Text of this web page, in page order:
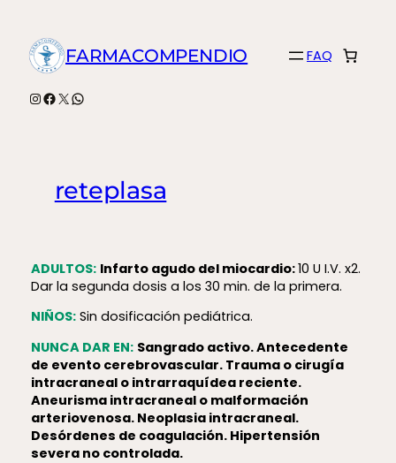
contenidoFARMACOMPENDIO FAQ
Instagram
Facebook
X WhatsApp
reteplasa
ADULTOS: Infarto agudo del miocardio:10 U I.V. x2.
Dar la segunda dosis a los 30 min. de la primera.
NIÑOS:Sin dosificación pediátrica.
NUNCA DAR EN: Sangrado activo. Antecedente
de evento cerebrovascular. Trauma o cirugía
intracraneal o intrarraquídea reciente.
Aneurisma intracraneal o malformación
arteriovenosa. Neoplasia intracraneal.
Desórdenes de coagulación. Hipertensión
severa no controlada.